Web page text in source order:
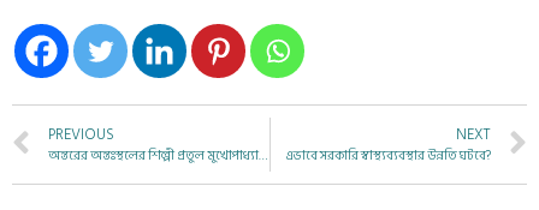
PREVIOUS
অন্তরের অন্তঃস্থলের শিল্পী প্রতুল মুখোপাধ্যায় (১৯৪২ – ২০২৫)
NEXT
এভাবে সরকারি স্বাস্থ্যব্যবস্থার উন্নতি ঘটবে?